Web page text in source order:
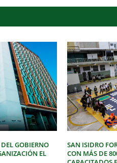
GOBIERNO
EL
SAN ISIDRO
CON MÁS DE